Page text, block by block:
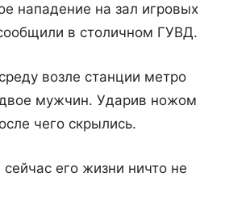
нападение на зал игровых
в столичном ГУВД.
возле станции метро
двое мужчин. Ударив ножом
чего скрылись.
его жизни ничто не